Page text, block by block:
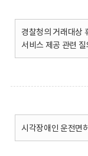
경찰청의 거래대상
서비스 제공 관련 질
시각장애인 운전면